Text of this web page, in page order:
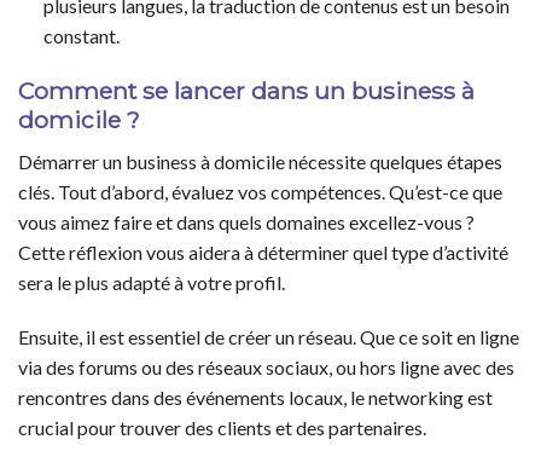
plusieurs langues, la traduction de contenus est un besoin
constant.
Comment se lancer dans un business à
domicile ?
Démarrer un business à domicile nécessite quelques étapes
clés. Tout d’abord, évaluez vos compétences. Qu’est-ce que
vous aimez faire et dans quels domaines excellez-vous ?
Cette réflexion vous aidera à déterminer quel type d’activité
sera le plus adapté à votre profil.
Ensuite, il est essentiel de créer un réseau. Que ce soit en ligne
via des forums ou des réseaux sociaux, ou hors ligne avec des
rencontres dans des événements locaux, le networking est
crucial pour trouver des clients et des partenaires.